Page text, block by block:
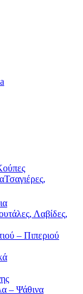
Τσαγιέρες,
Λαβίδες,
– Πιπεριού
– Ψάθινα